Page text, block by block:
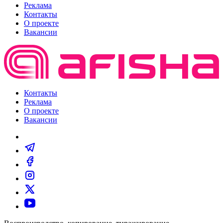
Реклама
Контакты
О проекте
Вакансии
Контакты
Реклама
О проекте
Вакансии